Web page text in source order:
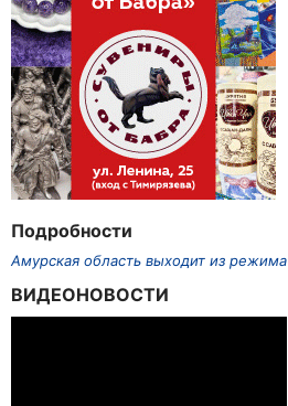
Подробности
Амурская область выходит из
ВИДЕОНОВОСТИ